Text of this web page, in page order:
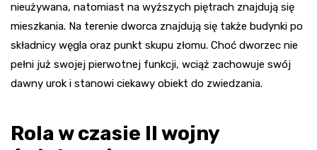
nieużywana, natomiast na wyższych piętrach znajdują się
mieszkania. Na terenie dworca znajdują się także budynki po
składnicy węgla oraz punkt skupu złomu. Choć dworzec nie
pełni już swojej pierwotnej funkcji, wciąż zachowuje swój
dawny urok i stanowi ciekawy obiekt do zwiedzania.
Rola w czasie II wojny